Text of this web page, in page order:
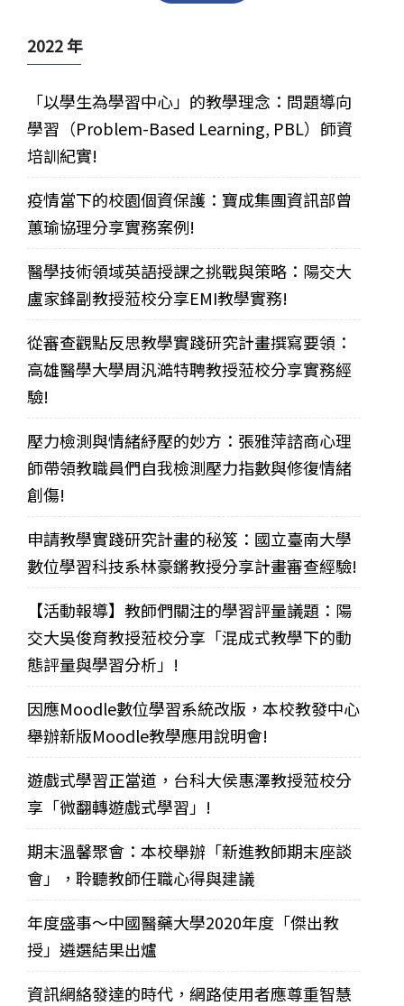
2022 年
「以學生為學習中心」的教學理念：問題導向
學習（Problem-Based Learning, PBL）師資
培訓紀實!
疫情當下的校園個資保護：寶成集團資訊部曾
蕙瑜協理分享實務案例!
醫學技術領域英語授課之挑戰與策略：陽交大
盧家鋒副教授蒞校分享EMI教學實務!
從審查觀點反思教學實踐研究計畫撰寫要領：
高雄醫學大學周汎澔特聘教授蒞校分享實務經
驗!
壓力檢測與情緒紓壓的妙方：張雅萍諮商心理
師帶領教職員們自我檢測壓力指數與修復情緒
創傷!
申請教學實踐研究計畫的秘笈：國立臺南大學
數位學習科技系林豪鏘教授分享計畫審查經驗!
【活動報導】教師們關注的學習評量議題：陽
交大吳俊育教授蒞校分享「混成式教學下的動
態評量與學習分析」!
因應Moodle數位學習系統改版，本校教發中心
舉辦新版Moodle教學應用說明會!
遊戲式學習正當道，台科大侯惠澤教授蒞校分
享「微翻轉遊戲式學習」!
期末溫馨聚會：本校舉辦「新進教師期末座談
會」，聆聽教師任職心得與建議
年度盛事～中國醫藥大學2020年度「傑出教
授」遴選結果出爐
資訊網絡發達的時代，網路使用者應尊重智慧